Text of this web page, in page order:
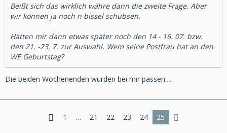
Beißt sich das wirklich währe dann die zweite Frage. Aber
wir können ja noch n bissel schubsen.
Hätten mir dann etwas später noch den 14 - 16. 07. bzw.
den 21. -23. 7. zur Auswahl. Wem seine Postfrau hat an den
WE Geburtstag?
Die beiden Wochenenden würden bei mir passen....
1 … 21 22 23 24 25